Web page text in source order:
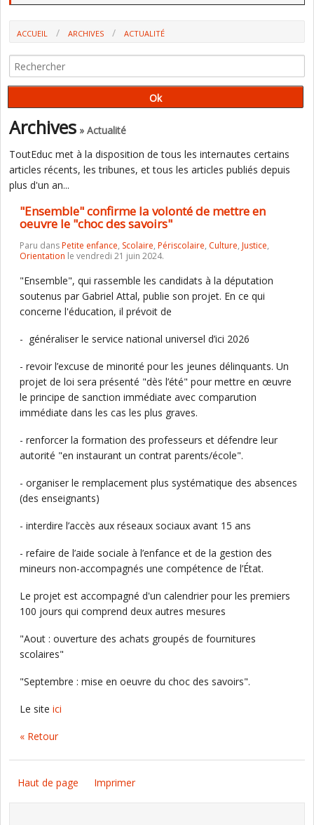
ACCUEIL ARCHIVES
ACTUALITÉ
"CHOC DES SAVOIRS"
Archives » Actualité
ToutEduc met à la disposition de tous les internautes certains
articles récents, les tribunes, et tous les articles publiés depuis
plus d'un an...
"Ensemble" confirme la volonté de mettre en
oeuvre le "choc des savoirs"
Paru dansPetite enfance, Scolaire, Périscolaire, Culture, Justice,
Orientation le vendredi 21 juin 2024.
"Ensemble", qui rassemble les candidats à la députation
soutenus par Gabriel Attal, publie son projet. En ce qui
concerne l'éducation, il prévoit de
- généraliser le service national universel d’ici 2026
- revoir l’excuse de minorité pour les jeunes délinquants. Un
projet de loi sera présenté "dès l’été" pour mettre en œuvre
le principe de sanction immédiate avec comparution
immédiate dans les cas les plus graves.
- renforcer la formation des professeurs et défendre leur
autorité "en instaurant un contrat parents/école".
- organiser le remplacement plus systématique des absences
(des enseignants)
- interdire l’accès aux réseaux sociaux avant 15 ans
- refaire de l’aide sociale à l’enfance et de la gestion des
mineurs non-accompagnés une compétence de l’État.
Le projet est accompagné d'un calendrier pour les premiers
100 jours qui comprend deux autres mesures
"Aout : ouverture des achats groupés de fournitures
scolaires"
"Septembre : mise en oeuvre du choc des savoirs".
Le site ici
« Retour
Haut de page Imprimer